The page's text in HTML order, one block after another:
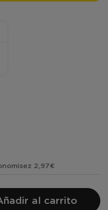
2,97€
al carrito